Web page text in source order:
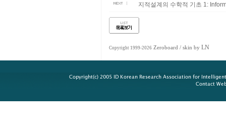
지적설계의 수학적 기초 1:
Copyright 1999-2026 Zeroboard / skin by LN